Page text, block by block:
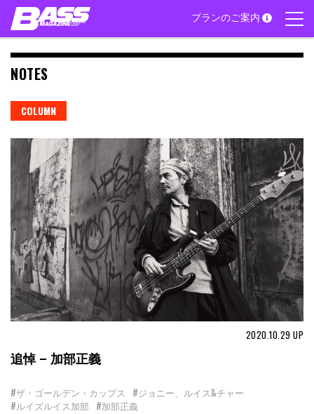
Skip
content
プランのご案内
NOTES
COLUMN
2020.10.29 UP
追悼 – 加部正義
#ザ・ゴールデン・カップス
#ジョニー、ルイス&チャー
#ルイズルイス加部 #加部正義